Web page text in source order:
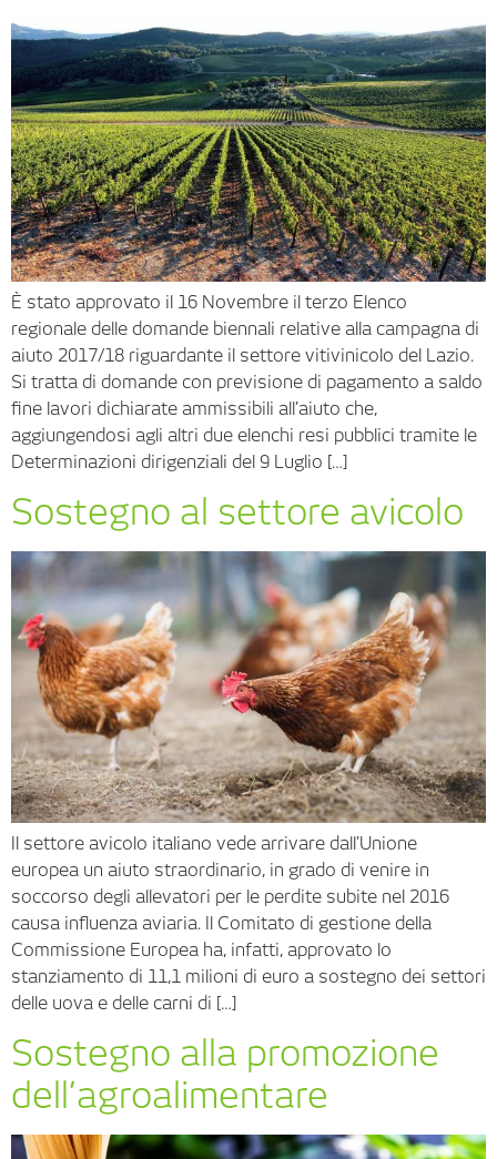
È stato approvato il 16 Novembre il terzo Elenco
regionale delle domande biennali relative alla campagna di
aiuto 2017/18 riguardante il settore vitivinicolo del Lazio.
Si tratta di domande con previsione di pagamento a saldo
fine lavori dichiarate ammissibili all’aiuto che,
aggiungendosi agli altri due elenchi resi pubblici tramite le
Determinazioni dirigenziali del 9 Luglio […]
Sostegno al settore avicolo
Il settore avicolo italiano vede arrivare dall’Unione
europea un aiuto straordinario, in grado di venire in
soccorso degli allevatori per le perdite subite nel 2016
causa influenza aviaria. Il Comitato di gestione della
Commissione Europea ha, infatti, approvato lo
stanziamento di 11,1 milioni di euro a sostegno dei settori
delle uova e delle carni di […]
Sostegno alla promozione
dell’agroalimentare